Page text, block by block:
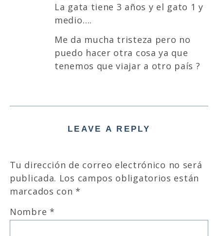
La gata tiene 3 años y el gato 1 y
medio….
Me da mucha tristeza pero no
puedo hacer otra cosa ya que
tenemos que viajar a otro país ?
LEAVE A REPLY
Tu dirección de correo electrónico no será
publicada. Los campos obligatorios están
marcados con *
Nombre *